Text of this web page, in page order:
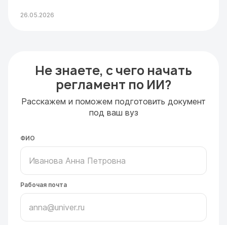
26.05.2026
Не знаете, с чего начать
регламент по ИИ?
Расскажем и поможем подготовить документ
под ваш вуз
ФИО
Рабочая почта